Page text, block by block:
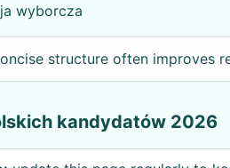
wyborcza
structure often improves
kandydatów 2026